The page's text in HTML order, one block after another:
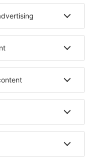
Cavenago di Brianza